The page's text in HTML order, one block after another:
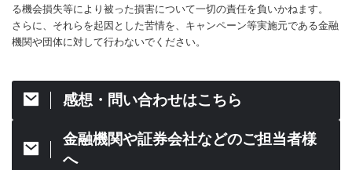
る機会損失等により被った損害について一切の責任を負いかねます。
さらに、それらを起因とした苦情を、キャンペーン等実施元である金融
機関や団体に対して行わないでください。
感想・問い合わせはこちら
金融機関や証券会社などのご担当者様
へ